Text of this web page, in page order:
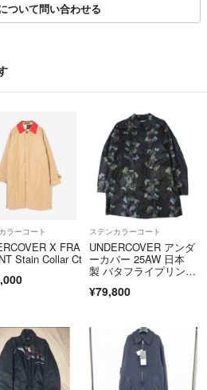
ルミネ池袋店 / RAGTAG下北沢
神戸店 / RAGTAG広島店 / RAGTAG広
福岡パルコ店 /
ついて問い合わせる
ラーコート
X FRA
Stain Collar Ct
ステンカラーコート
UNDERCOVER アンダ
ーカバー 25AW 日本
製 バタフライプリン
ーコート UC2E430
品】【中古】【UNDE
RCOVER】
¥79,800